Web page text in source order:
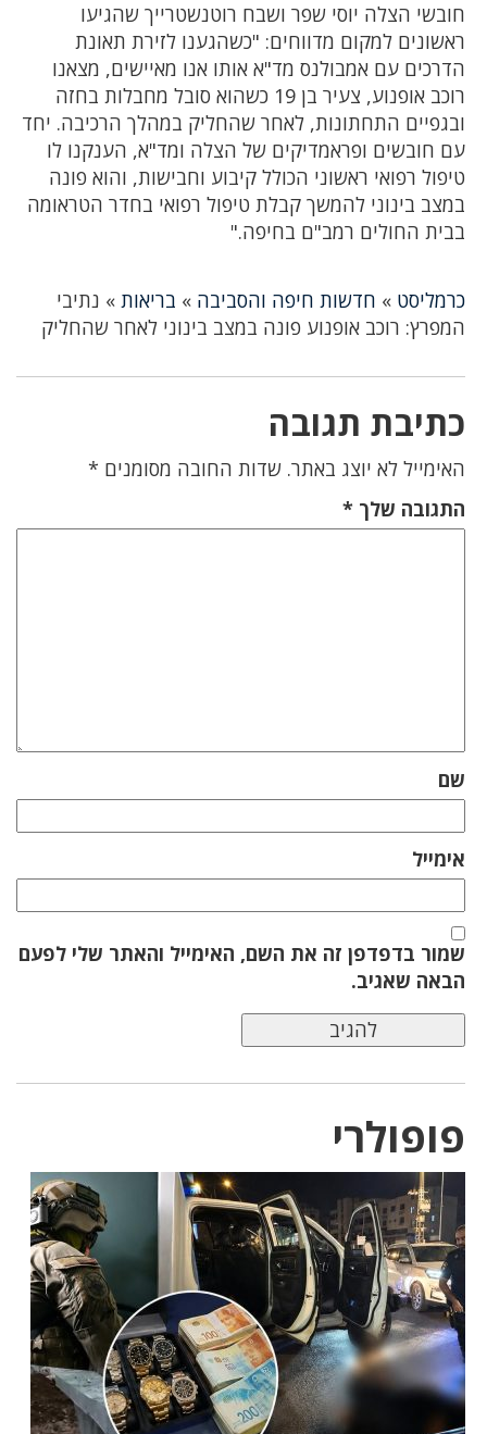
חובשי הצלה יוסי שפר ושבח רוטנשטרייך שהגיעו
ראשונים למקום מדווחים: "כשהגענו לזירת תאונת
הדרכים עם אמבולנס מד"א אותו אנו מאיישים, מצאנו
רוכב אופנוע, צעיר בן 19 כשהוא סובל מחבלות בחזה
ובגפיים התחתונות, לאחר שהחליק במהלך הרכיבה. יחד
עם חובשים ופראמדיקים של הצלה ומד"א, הענקנו לו
טיפול רפואי ראשוני הכולל קיבוע וחבישות, והוא פונה
במצב בינוני להמשך קבלת טיפול רפואי בחדר הטראומה
בבית החולים רמב"ם בחיפה."
כרמליסט » חדשות חיפה והסביבה » בריאות » נתיבי
המפרץ: רוכב אופנוע פונה במצב בינוני לאחר שהחליק
כתיבת תגובה
האימייל לא יוצג באתר. שדות החובה מסומנים *
התגובה שלך *
שם
אימייל
שמור בדפדפן זה את השם, האימייל והאתר שלי לפעם
הבאה שאגיב.
פופולרי